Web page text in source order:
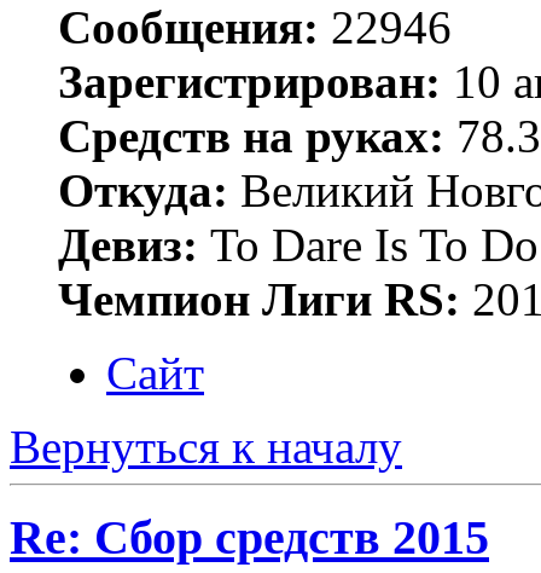
Сообщения: 22946
Зарегистрирован: 10
Средств на руках:
Откуда: Великий
Девиз: To Dare Is To Do
Чемпион Лиги RS:
Сайт
Вернуться к началу
Re: Сбор средств 2015